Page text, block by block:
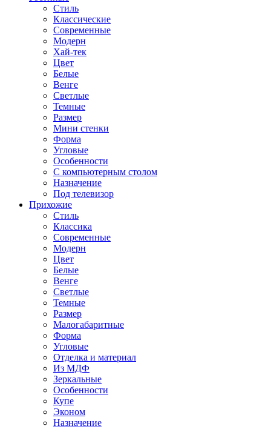
Стиль
Классические
Современные
Модерн
Хай-тек
Цвет
Белые
Венге
Светлые
Темные
Размер
Мини стенки
Форма
Угловые
Особенности
С компьютерным столом
Назначение
Под телевизор
Прихожие
Стиль
Классика
Современные
Модерн
Цвет
Белые
Венге
Светлые
Темные
Размер
Малогабаритные
Форма
Угловые
Отделка и материал
Из МДФ
Зеркальные
Особенности
Купе
Эконом
Назначение